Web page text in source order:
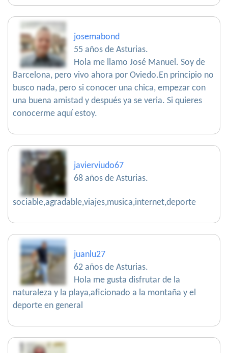
josemabond
55 años de Asturias.
Hola me llamo José Manuel. Soy de
Barcelona, pero vivo ahora por Oviedo.En principio no
busco nada, pero si conocer una chica, empezar con
una buena amistad y después ya se veria. Si quieres
conocerme aquí estoy.
javierviudo67
68 años de Asturias.
sociable,agradable,viajes,musica,internet,deporte
juanlu27
62 años de Asturias.
Hola me gusta disfrutar de la
naturaleza y la playa,aficionado a la montaña y el
deporte en general